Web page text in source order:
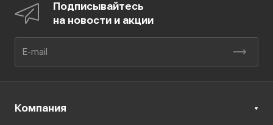
Подписывайтесь
на новости и акции
Компания